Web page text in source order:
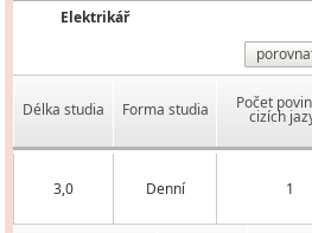
Elektrikář
Délka studia Forma studia Počet
cizích
3,0 Denní 1